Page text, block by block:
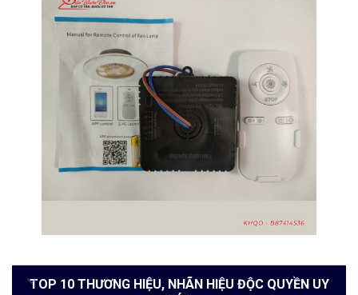
TOP 10 THƯƠNG HIỆU, NHÃN HIỆU ĐỘC QUYỀN UY